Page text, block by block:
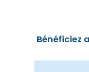
Bénéficiez